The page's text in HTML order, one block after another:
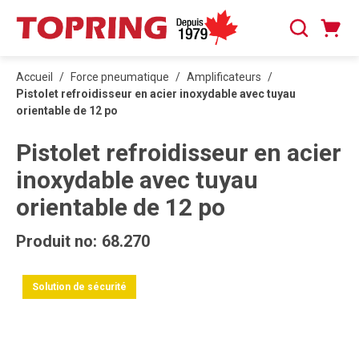
PASSER AU CONTENU PRINCIPAL
Recherche
Accueil / Force pneumatique / Amplificateurs /
Pistolet refroidisseur en acier inoxydable avec tuyau
orientable de 12 po
Pistolet refroidisseur en acier
inoxydable avec tuyau
orientable de 12 po
Produit no: 68.270
Solution de sécurité